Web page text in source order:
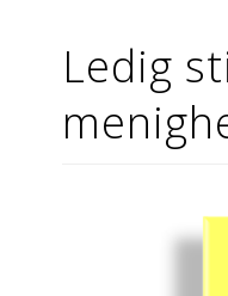
Ledig